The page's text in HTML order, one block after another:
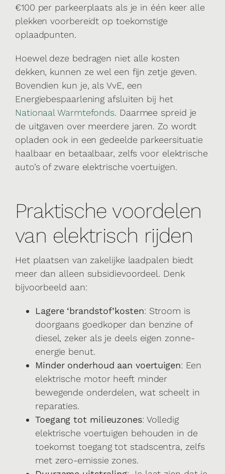
€100 per parkeerplaats als je in één keer alle
plekken voorbereidt op toekomstige
oplaadpunten.
Hoewel deze bedragen niet alle kosten
dekken, kunnen ze wel een fijn zetje geven.
Bovendien kun je, als VvE, een
Energiebespaarlening afsluiten bij het
Nationaal Warmtefonds. Daarmee spreid je
de uitgaven over meerdere jaren. Zo wordt
opladen ook in een gedeelde parkeersituatie
haalbaar en betaalbaar, zelfs voor elektrische
auto’s of zware elektrische voertuigen.
Praktische voordelen
van elektrisch rijden
Het plaatsen van zakelijke laadpalen biedt
meer dan alleen subsidievoordeel. Denk
bijvoorbeeld aan:
Lagere ‘brandstof’kosten: Stroom is
doorgaans goedkoper dan benzine of
diesel, zeker als je deels eigen zonne-
energie benut.
Minder onderhoud aan voertuigen: Een
elektrische motor heeft minder
bewegende onderdelen, wat scheelt in
reparaties.
Toegang tot milieuzones: Volledig
elektrische voertuigen behouden in de
toekomst toegang tot stadscentra, zelfs
met zero-emissie zones.